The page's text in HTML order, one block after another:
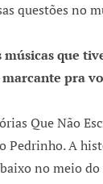
questões no
músicas que
pra
Que Não
Pedrinho. A
no meio do